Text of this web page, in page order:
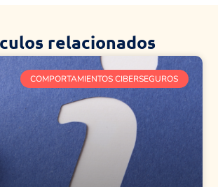
relacionados
COMPORTAMIENTOS CIBERSEGUROS